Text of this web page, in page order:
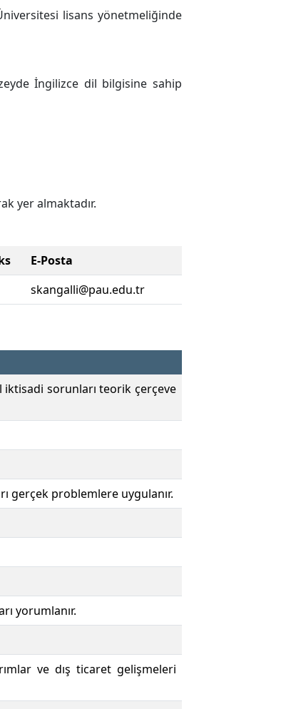
lisans yönetmeliğinde
İngilizce dil bilgisine sahip
yer almaktadır.
E-Posta
skangalli@pau.edu.tr
sorunları teorik çerçeve
gerçek problemlere uygulanır.
yorumlanır.
ve dış ticaret gelişmeleri